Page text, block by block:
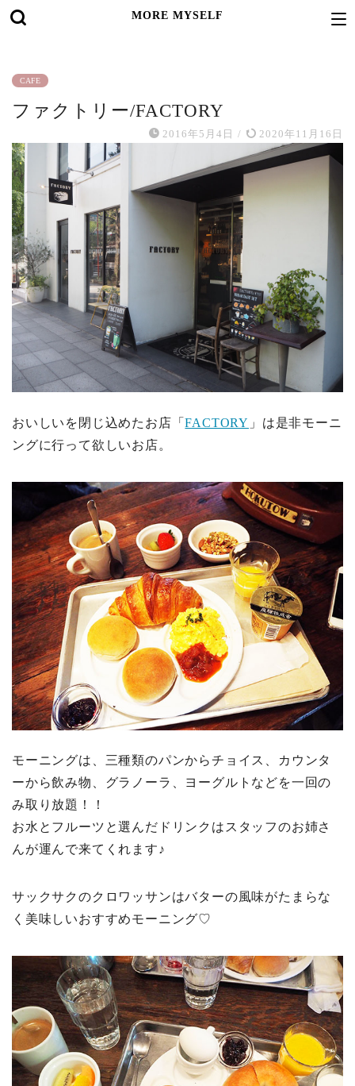
MORE MYSELF
CAFE
ファクトリー/FACTORY
2016年5月4日 / 2020年11月16日
おいしいを閉じ込めたお店「FACTORY 」は是非モーニ
ングに行って欲しいお店。
モーニングは、三種類のパンからチョイス、カウンタ
ーから飲み物、グラノーラ、ヨーグルトなどを一回の
み取り放題！！
お水とフルーツと選んだドリンクはスタッフのお姉さ
んが運んで来てくれます♪
サックサクのクロワッサンはバターの風味がたまらな
く美味しいおすすめモーニング♡